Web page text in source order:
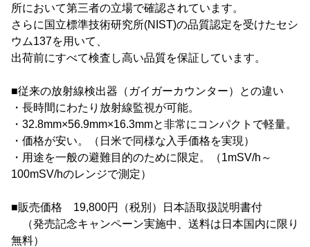
所において第三者の立場で確認されています。
さらに国立標準技術研究所(NIST)の品質認定を受けたセシ
ウム137を用いて、
出荷前にすべて検査し高い品質を保証しています。
■従来の放射線検出器（ガイガーカウンター）との違い
・長時間にわたり放射線監視が可能。
・32.8mm×56.9mm×16.3mmと非常にコンパクトで軽量。
・価格が安い。（日米で同様な入手価格を実現）
・用途を一般の避難目的のために限定。（1mSV/h～
100mSV/hのレンジで測定）
■販売価格 19,800円（税別）日本語取扱説明書付
（発売記念キャンペーン実施中、送料は日本国内に限り
無料）